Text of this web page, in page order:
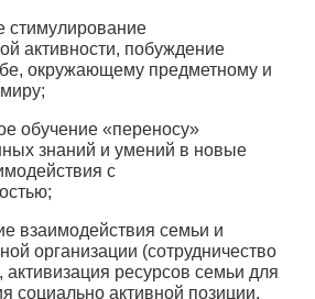
стимулирование
активности, побуждение
окружающему предметному и
обучение «переносу»
знаний и умений в новые
с
взаимодействия семьи и
организации (сотрудничество
активизация ресурсов семьи для
социально активной позиции,